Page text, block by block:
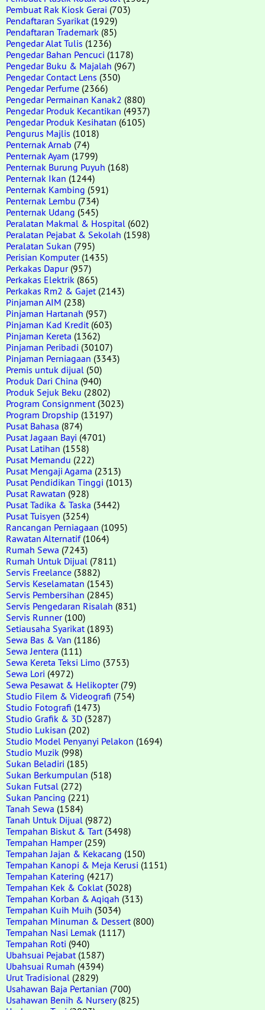
Pembuat Rak Kiosk Gerai (703)
Pendaftaran Syarikat (1929)
Pendaftaran Trademark (85)
Pengedar Alat Tulis (1236)
Pengedar Bahan Pencuci (1178)
Pengedar Buku & Majalah (967)
Pengedar Contact Lens (350)
Pengedar Perfume (2366)
Pengedar Permainan Kanak2 (880)
Pengedar Produk Kecantikan (4937)
Pengedar Produk Kesihatan (6105)
Pengurus Majlis (1018)
Penternak Arnab (74)
Penternak Ayam (1799)
Penternak Burung Puyuh (168)
Penternak Ikan (1244)
Penternak Kambing (591)
Penternak Lembu (734)
Penternak Udang (545)
Peralatan Makmal & Hospital (602)
Peralatan Pejabat & Sekolah (1598)
Peralatan Sukan (795)
Perisian Komputer(1435)
Perkakas Dapur(957)
Perkakas Elektrik (865)
Perkakas Rm2 & Gajet (2143)
Pinjaman AIM (238)
Pinjaman Hartanah (957)
Pinjaman Kad Kredit (603)
Pinjaman Kereta (1362)
Pinjaman Peribadi (30107)
Pinjaman Perniagaan (3343)
Premis untuk dijual (50)
Produk Dari China (940)
Produk Sejuk Beku (2802)
Program Consignment (3023)
Program Dropship (13197)
Pusat Bahasa (874)
Pusat Jagaan Bayi (4701)
Pusat Latihan (1558)
Pusat Memandu (222)
Pusat Mengaji Agama (2313)
Pusat Pendidikan Tinggi (1013)
Pusat Rawatan (928)
Pusat Tadika & Taska (3442)
Pusat Tuisyen (3254)
Rancangan Perniagaan (1095)
Rawatan Alternatif(1064)
Rumah Sewa (7243)
Rumah Untuk Dijual (7811)
Servis Freelance (3882)
Servis Keselamatan (1543)
Servis Pembersihan (2845)
Servis Pengedaran Risalah (831)
Servis Runner(100)
Setiausaha Syarikat (1893)
Sewa Bas & Van (1186)
Sewa Jentera (111)
Sewa Kereta Teksi Limo (3753)
Sewa Lori (4972)
Sewa Pesawat & Helikopter(79)
Studio Filem & Videografi (754)
Studio Fotografi (1473)
Studio Grafik & 3D (3287)
Studio Lukisan (202)
Studio Model Penyanyi Pelakon (1694)
Studio Muzik (998)
Sukan Beladiri (185)
Sukan Berkumpulan (518)
Sukan Futsal (272)
Sukan Pancing (221)
Tanah Sewa (1584)
Tanah Untuk Dijual (9872)
Tempahan Biskut & Tart (3498)
Tempahan Hamper(259)
Tempahan Jajan & Kekacang (150)
Tempahan Kanopi & Meja Kerusi (1151)
Tempahan Katering (4217)
Tempahan Kek & Coklat (3028)
Tempahan Korban & Aqiqah (313)
Tempahan Kuih Muih (3034)
Tempahan Minuman & Dessert (800)
Tempahan Nasi Lemak (1117)
Tempahan Roti (940)
Ubahsuai Pejabat (1587)
Ubahsuai Rumah (4394)
Urut Tradisional (2829)
Usahawan Baja Pertanian (700)
Usahawan Benih & Nursery(825)